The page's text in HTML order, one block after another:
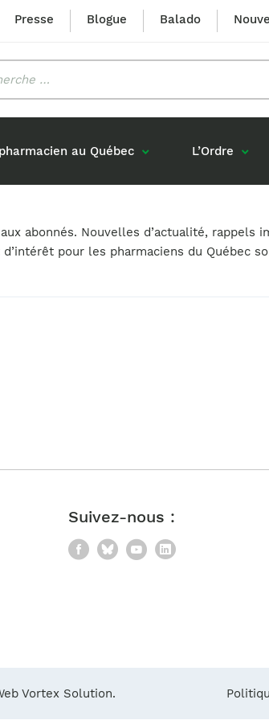
Presse Blogue Balado
au Québec
formés au Québec
L’Ordre
Prix Louis-Hébert
Prix Innovation Janine-
abonnés. Nouvelles d’actualité, rappels
pour les pharmaciens du Québec
Suivez-nous :
Facebook
BlueskyYouTube
LinkedIn
Vortex Solution.